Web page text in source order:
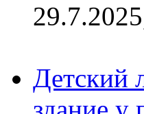
Детский